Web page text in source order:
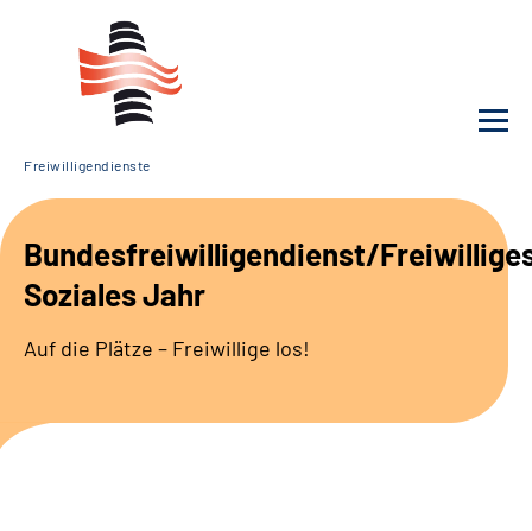
Unsere Klinik
Unsere Angebote
Service
Freiwilligendienste
Bundesfreiwilligendienst/
Soziales Jahr
Auf die Plätze – Freiwillige los!